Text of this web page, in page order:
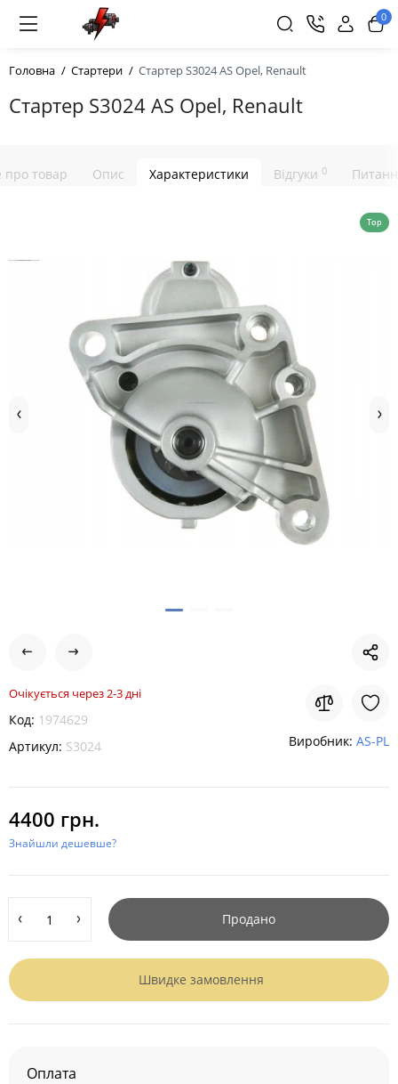
0
Головна Стартери Стартер S3024 AS Opel, Renault
Стартер S3024 AS Opel, Renault
про товар Опис Характеристики Відгуки 0
Top
Очікується через 2-3 дні
Код: 1974629
Артикул: S3024 Виробник: AS-PL
4400 грн.
Знайшли дешевше?
Продано
Швидке замовлення
Оплата